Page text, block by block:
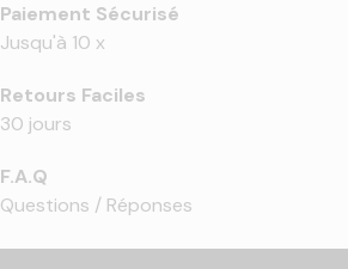
Paiement Sécurisé
Jusqu'à 10 x
Retours Faciles
30 jours
F.A.Q
Questions / Réponses